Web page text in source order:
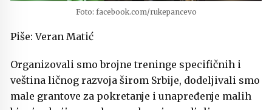
Foto: facebook.com/rukepancevo
Piše: Veran Matić
Organizovali smo brojne treninge specifičnih i
veština ličnog razvoja širom Srbije, dodeljivali smo
male grantove za pokretanje i unapređenje malih